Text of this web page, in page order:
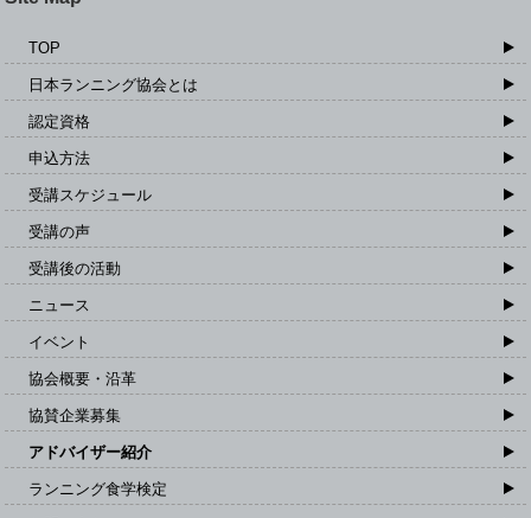
TOP
日本ランニング協会とは
認定資格
申込方法
受講スケジュール
受講の声
受講後の活動
ニュース
イベント
協会概要・沿革
協賛企業募集
アドバイザー紹介
ランニング食学検定